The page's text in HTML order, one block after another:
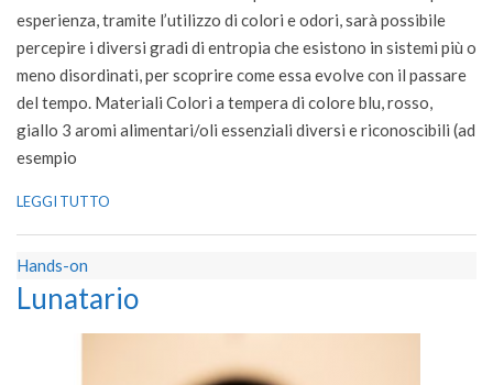
esperienza, tramite l’utilizzo di colori e odori, sarà possibile
percepire i diversi gradi di entropia che esistono in sistemi più o
meno disordinati, per scoprire come essa evolve con il passare
del tempo. Materiali Colori a tempera di colore blu, rosso,
giallo 3 aromi alimentari/oli essenziali diversi e riconoscibili (ad
esempio
LEGGI TUTTO
Hands-on
Lunatario